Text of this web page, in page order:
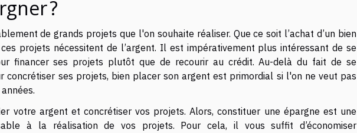
?
de grands projets que l'on souhaite réaliser. Que ce soit l’achat d’un bien
projets nécessitent de l’argent. Il est impérativement plus intéressant de se
financer ses projets plutôt que de recourir au crédit. Au-delà du fait de se
concrétiser ses projets, bien placer son argent est primordial si l'on ne veut pas
votre argent et concrétiser vos projets. Alors, constituer une épargne est une
à la réalisation de vos projets. Pour cela, il vous suffit d’économiser